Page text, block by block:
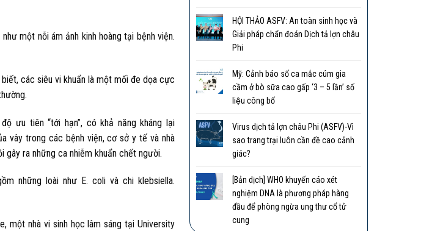
một nỗi ám ảnh kinh hoàng tại bệnh viện.
các siêu vi khuẩn là một mối đe dọa cực
ưu tiên “tới hạn”, có khả năng kháng lại
vây trong các bệnh viện, cơ sở y tế và nhà
ra những ca nhiễm khuẩn chết người.
những loài như E. coli và chi klebsiella.
một nhà vi sinh học lâm sáng tại University
HỘI THẢO ASFV: An toàn sinh học và
Giải pháp chẩn đoán Dịch tả lợn châu
Phi
Mỹ: Cảnh báo số ca mắc cúm gia
cầm ở bò sữa cao gấp ‘3 – 5 lần’ số
liệu công bố
Virus dịch tả lợn châu Phi (ASFV)-Vì
sao trang trại luôn cần đề cao cảnh
giác?
[Bản dịch] WHO khuyến cáo xét
nghiệm DNA là phương pháp hàng
đầu để phòng ngừa ung thư cổ tử
cung